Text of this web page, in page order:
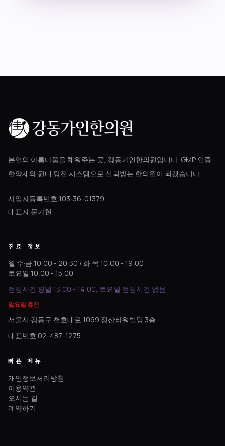
본연의 아름다움을 채워주는 곳, 강동가인한의원입니다. GMP 인증
한약재와 원내 탕전 시스템으로 신뢰받는 한의원이 되겠습니다.
사업자등록번호 103-36-01379
대표자 문가현
진료 정보
월·수·금 10:00 - 20:30 / 화·목 10:00 - 19:00
토요일 10:00 - 15:00
점심시간 평일 13:00 - 14:00, 토요일 점심시간 없음
일요일 휴진
서울시 강동구 천호대로 1099 정산타워빌딩 3층
대표번호 02-487-1275
빠른 메뉴
개인정보처리방침
이용약관
오시는 길
예약하기